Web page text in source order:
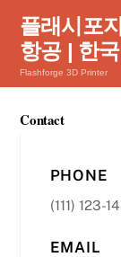
content
플래시포
항공 | 한
Flashforge 3D Printer
Contact
PHONE
(111) 123-
EMAIL